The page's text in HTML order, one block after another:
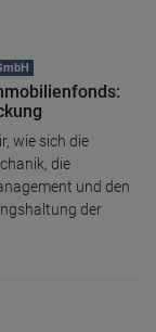
wie sich die
die
und den
der